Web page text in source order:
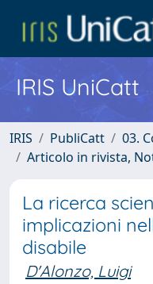
IRIS UniCatt
IRIS PubliCatt
03.
Articolo in rivista,
La ricerca
implicazioni
disabile
D'Alonzo, Luigi